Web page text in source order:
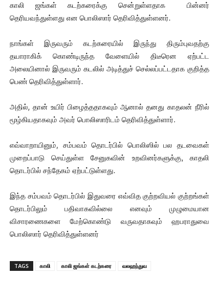
காலி ஜங்கள் கடற்கரைக்கு சென்றுள்ளதாக பின்னர்
தெரியவந்துள்ளது என பொலிஸார் தெரிவித்துள்ளனர்.
நாங்கள் இருவரும் கடற்கரையில் இருந்து திரும்புவதற்கு
தயாராகிக் கொண்டிருந்த வேளையில் திடீரென ஏற்பட்ட
அலையினால் இருவரும் கடலில் அடித்துச் செல்லப்பட்டதாக குறித்த
பெண் தெரிவித்துள்ளார்.
அதில், தான் உயிர் பிழைத்ததாகவும் ஆனால் தனது காதலன் நீரில்
மூழ்கியதாகவும் அவர் பொலிஸாரிடம் தெரிவித்துள்ளார்.
எவ்வாறாயினும், சம்பவம் தொடர்பில் பொலிஸில் பல தடவைகள்
முறைப்பாடு செய்துள்ள சேனுகவின் உறவினர்களுக்கு, காதலி
தொடர்பில் சந்தேகம் ஏற்பட்டுள்ளது.
இந்த சம்பவம் தொடர்பில் இதுவரை எவ்வித குற்றவியல் குற்றங்கள்
தொடர்பிலும் பதிவாகவில்லை எனவும் முழுமையான
விசாரணைகளை மேற்கொண்டு வருவதாகவும் ஹபராதுவை
பொலிஸார் தெரிவித்துள்ளனர்
TAGS காலி காலி ஜங்கள் கடற்கரை வலஹந்துவ